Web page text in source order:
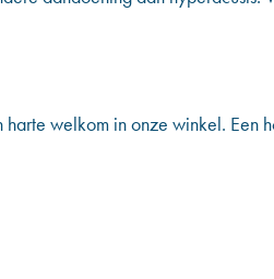
welkom in onze winkel. Een